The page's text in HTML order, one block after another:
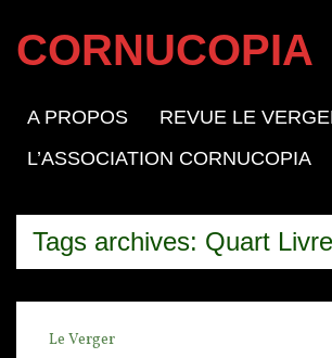
CORNUCOPIA
A PROPOS REVUE LE
L’ASSOCIATION CORNUCOPIA
Tags archives: Quart Livre
Le Verger